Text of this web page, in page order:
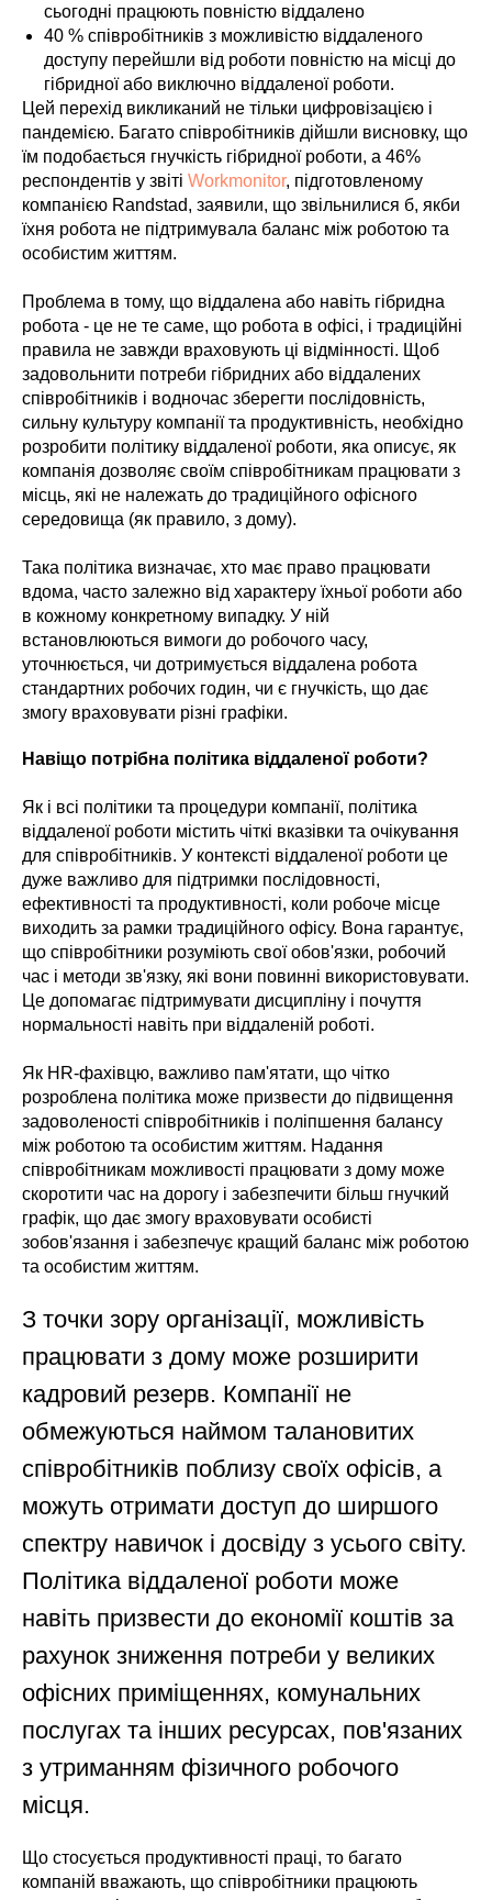
сьогодні працюють повністю віддалено
40 % співробітників з можливістю віддаленого
доступу перейшли від роботи повністю на місці до
гібридної або виключно віддаленої роботи.
Цей перехід викликаний не тільки цифровізацією і
пандемією. Багато співробітників дійшли висновку, що
їм подобається гнучкість гібридної роботи, а 46%
респондентів у звіті Workmonitor, підготовленому
компанією Randstad, заявили, що звільнилися б, якби
їхня робота не підтримувала баланс між роботою та
особистим життям.
Проблема в тому, що віддалена або навіть гібридна
робота - це не те саме, що робота в офісі, і традиційні
правила не завжди враховують ці відмінності. Щоб
задовольнити потреби гібридних або віддалених
співробітників і водночас зберегти послідовність,
сильну культуру компанії та продуктивність, необхідно
розробити політику віддаленої роботи, яка описує, як
компанія дозволяє своїм співробітникам працювати з
місць, які не належать до традиційного офісного
середовища (як правило, з дому).
Така політика визначає, хто має право працювати
вдома, часто залежно від характеру їхньої роботи або
в кожному конкретному випадку. У ній
встановлюються вимоги до робочого часу,
уточнюється, чи дотримується віддалена робота
стандартних робочих годин, чи є гнучкість, що дає
змогу враховувати різні графіки.
Навіщо потрібна політика віддаленої роботи?
Як і всі політики та процедури компанії, політика
віддаленої роботи містить чіткі вказівки та очікування
для співробітників. У контексті віддаленої роботи це
дуже важливо для підтримки послідовності,
ефективності та продуктивності, коли робоче місце
виходить за рамки традиційного офісу. Вона гарантує,
що співробітники розуміють свої обов'язки, робочий
час і методи зв'язку, які вони повинні використовувати.
Це допомагає підтримувати дисципліну і почуття
нормальності навіть при віддаленій роботі.
Як HR-фахівцю, важливо пам'ятати, що чітко
розроблена політика може призвести до підвищення
задоволеності співробітників і поліпшення балансу
між роботою та особистим життям. Надання
співробітникам можливості працювати з дому може
скоротити час на дорогу і забезпечити більш гнучкий
графік, що дає змогу враховувати особисті
зобов'язання і забезпечує кращий баланс між роботою
та особистим життям.
З точки зору організації, можливість
працювати з дому може розширити
кадровий резерв. Компанії не
обмежуються наймом талановитих
співробітників поблизу своїх офісів, а
можуть отримати доступ до ширшого
спектру навичок і досвіду з усього світу.
Політика віддаленої роботи може
навіть призвести до економії коштів за
рахунок зниження потреби у великих
офісних приміщеннях, комунальних
послугах та інших ресурсах, пов'язаних
з утриманням фізичного робочого
місця.
Що стосується продуктивності праці, то багато
компаній вважають, що співробітники працюють